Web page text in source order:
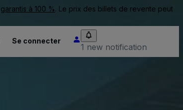
garantis à 100 %. Le prix des billets de revente peut
Se connecter
1 new notification